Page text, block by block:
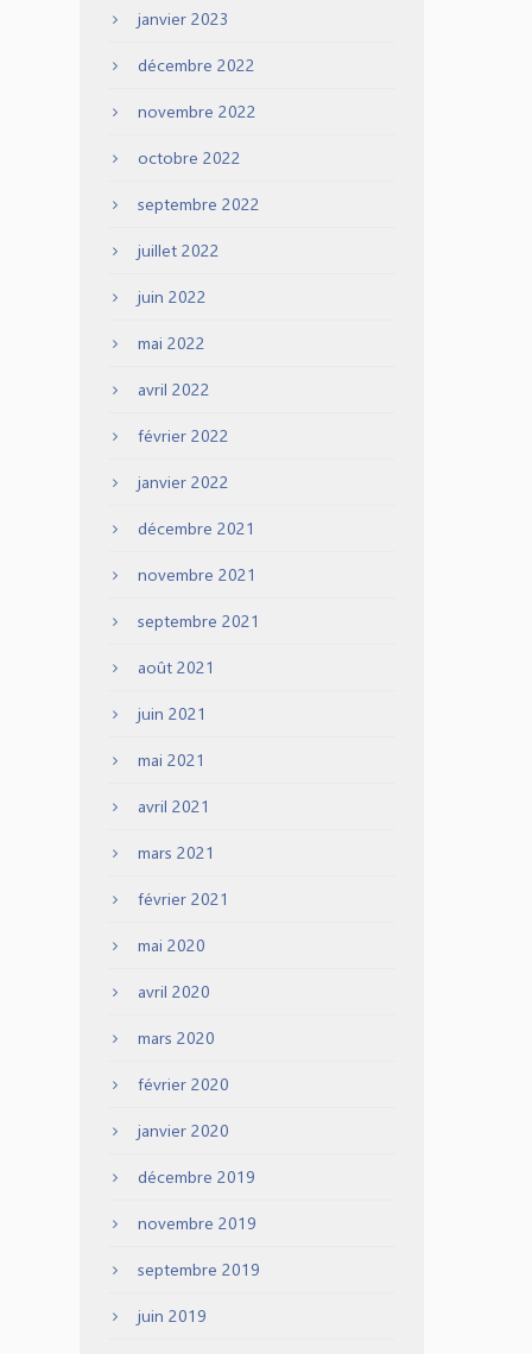
janvier 2023
décembre 2022
novembre 2022
octobre 2022
septembre 2022
juillet 2022
juin 2022
mai 2022
avril 2022
février 2022
janvier 2022
décembre 2021
novembre 2021
septembre 2021
août 2021
juin 2021
mai 2021
avril 2021
mars 2021
février 2021
mai 2020
avril 2020
mars 2020
février 2020
janvier 2020
décembre 2019
novembre 2019
septembre 2019
juin 2019